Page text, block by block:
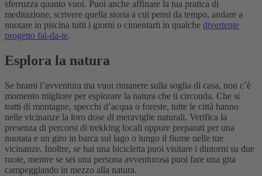
sferruzza quanto vuoi. Puoi anche affinare la tua pratica di
meditazione, scrivere quella storia a cui pensi da tempo, andare a
nuotare in piscina tutti i giorni o cimentarti in qualche divertente
progetto fai-da-te.
Esplora la natura
Se brami l’avventura ma vuoi rimanere sulla soglia di casa, non c’è
momento migliore per esplorare la natura che ti circonda. Che si
tratti di montagne, specchi d’acqua o foreste, tutte le città hanno
nelle vicinanze la loro dose di meraviglie naturali. Verifica la
presenza di percorsi di trekking locali oppure preparati per una
nuotata e un giro in barca sul lago o lungo il fiume nelle tue
vicinanze. Inoltre, se hai una bicicletta puoi visitare i dintorni su due
ruote, mentre se sei una persona avventurosa puoi fare una gita
campeggiando in mezzo alla natura.